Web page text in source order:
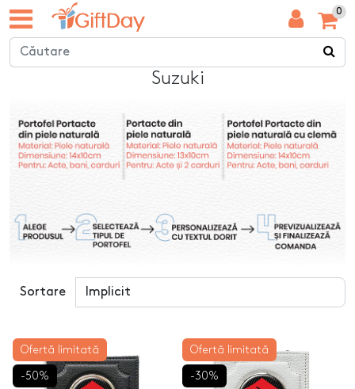
0
Suzuki
Sortare
Ofertă limitată
-50%
Ofertă limitată
-30%